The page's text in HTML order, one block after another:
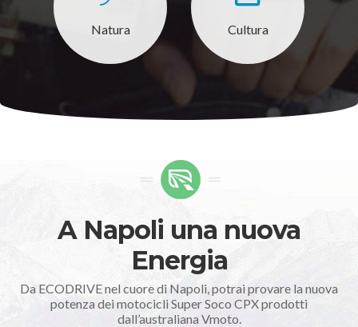
Natura Cultura
A Napoli una nuova
Energia
Da ECODRIVE nel cuore di Napoli, potrai provare la nuova
potenza dei motocicli Super Soco CPX prodotti
dall’australiana Vmoto.